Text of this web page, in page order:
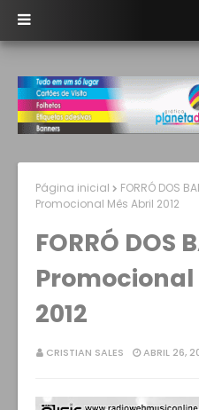
Página inicial FORRÓ DOS
Promocional Mês Abril 2012
FORRÓ DOS
Promocional
2012
CRISTIAN SALES ABRIL 26,